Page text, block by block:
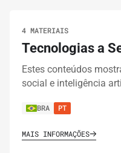
4 MATERIAIS
Tecnologias a
Estes conteúdos
social e inteligência
BRA PT
MAIS INFORMAÇÕES